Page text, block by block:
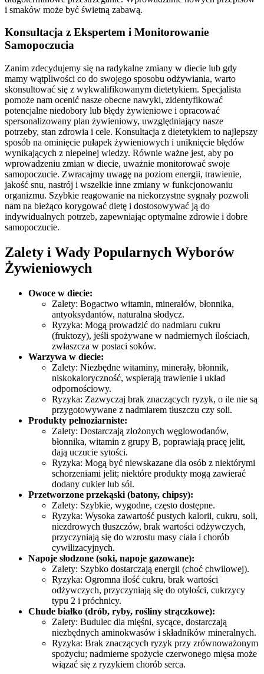
i smaków może być świetną zabawą.
Konsultacja z Ekspertem i Monitorowanie
Samopoczucia
Zanim zdecydujemy się na radykalne zmiany w diecie lub gdy
mamy wątpliwości co do swojego sposobu odżywiania, warto
skonsultować się z wykwalifikowanym dietetykiem. Specjalista
pomoże nam ocenić nasze obecne nawyki, zidentyfikować
potencjalne niedobory lub błędy żywieniowe i opracować
spersonalizowany plan żywieniowy, uwzględniający nasze
potrzeby, stan zdrowia i cele. Konsultacja z dietetykiem to najlepszy
sposób na ominięcie pułapek żywieniowych i uniknięcie błędów
wynikających z niepełnej wiedzy. Równie ważne jest, aby po
wprowadzeniu zmian w diecie, uważnie monitorować swoje
samopoczucie. Zwracajmy uwagę na poziom energii, trawienie,
jakość snu, nastrój i wszelkie inne zmiany w funkcjonowaniu
organizmu. Szybkie reagowanie na niekorzystne sygnały pozwoli
nam na bieżąco korygować dietę i dostosowywać ją do
indywidualnych potrzeb, zapewniając optymalne zdrowie i dobre
samopoczucie.
Zalety i Wady Popularnych Wyborów
Żywieniowych
Owoce w diecie:
Zalety: Bogactwo witamin, minerałów, błonnika,
antyoksydantów, naturalna słodycz.
Ryzyka: Mogą prowadzić do nadmiaru cukru
(fruktozy), jeśli spożywane w nadmiernych ilościach,
zwłaszcza w postaci soków.
Warzywa w diecie:
Zalety: Niezbędne witaminy, minerały, błonnik,
niskokaloryczność, wspierają trawienie i układ
odpornościowy.
Ryzyka: Zazwyczaj brak znaczących ryzyk, o ile nie są
przygotowywane z nadmiarem tłuszczu czy soli.
Produkty pełnoziarniste:
Zalety: Dostarczają złożonych węglowodanów,
błonnika, witamin z grupy B, poprawiają pracę jelit,
dają uczucie sytości.
Ryzyka: Mogą być niewskazane dla osób z niektórymi
schorzeniami jelit; niektóre produkty mogą zawierać
dodany cukier lub sól.
Przetworzone przekąski (batony, chipsy):
Zalety: Szybkie, wygodne, często dostępne.
Ryzyka: Wysoka zawartość pustych kalorii, cukru, soli,
niezdrowych tłuszczów, brak wartości odżywczych,
przyczyniają się do wzrostu masy ciała i chorób
cywilizacyjnych.
Napoje słodzone (soki, napoje gazowane):
Zalety: Szybko dostarczają energii (choć chwilowej).
Ryzyka: Ogromna ilość cukru, brak wartości
odżywczych, przyczyniają się do otyłości, cukrzycy
typu 2 i próchnicy.
Chude białko (drób, ryby, rośliny strączkowe):
Zalety: Budulec dla mięśni, sycące, dostarczają
niezbędnych aminokwasów i składników mineralnych.
Ryzyka: Brak znaczących ryzyk przy zrównoważonym
spożyciu; nadmierne spożycie czerwonego mięsa może
wiązać się z ryzykiem chorób serca.